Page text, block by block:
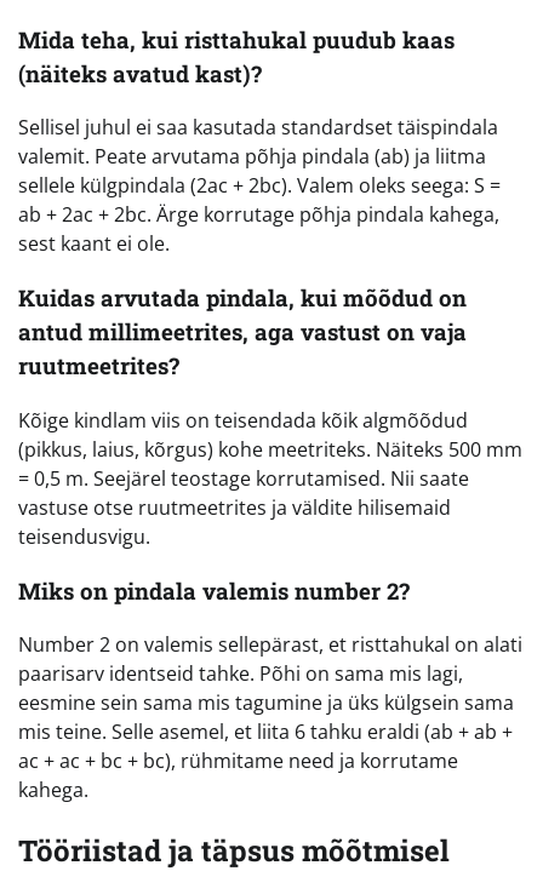
Mida teha, kui risttahukal puudub kaas
(näiteks avatud kast)?
Sellisel juhul ei saa kasutada standardset täispindala
valemit. Peate arvutama põhja pindala (ab) ja liitma
sellele külgpindala (2ac + 2bc). Valem oleks seega: S =
ab + 2ac + 2bc. Ärge korrutage põhja pindala kahega,
sest kaant ei ole.
Kuidas arvutada pindala, kui mõõdud on
antud millimeetrites, aga vastust on vaja
ruutmeetrites?
Kõige kindlam viis on teisendada kõik algmõõdud
(pikkus, laius, kõrgus) kohe meetriteks. Näiteks 500 mm
= 0,5 m. Seejärel teostage korrutamised. Nii saate
vastuse otse ruutmeetrites ja väldite hilisemaid
teisendusvigu.
Miks on pindala valemis number 2?
Number 2 on valemis sellepärast, et risttahukal on alati
paarisarv identseid tahke. Põhi on sama mis lagi,
eesmine sein sama mis tagumine ja üks külgsein sama
mis teine. Selle asemel, et liita 6 tahku eraldi (ab + ab +
ac + ac + bc + bc), rühmitame need ja korrutame
kahega.
Tööriistad ja täpsus mõõtmisel